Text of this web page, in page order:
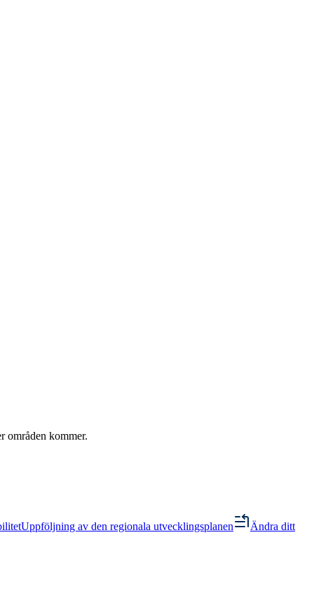
områden kommer.
Uppföljning av den regionala utvecklingsplanen
Ändra ditt